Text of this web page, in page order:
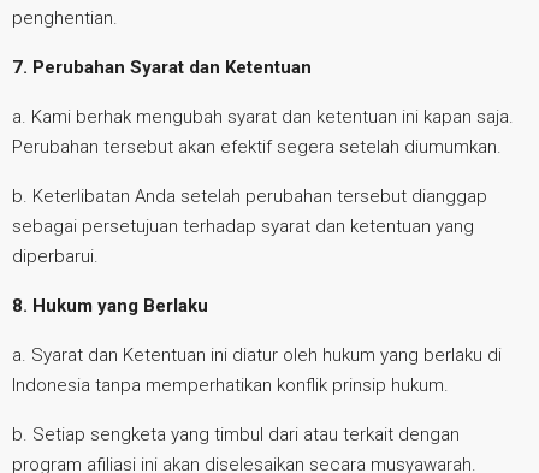
penghentian.
7. Perubahan Syarat dan Ketentuan
a. Kami berhak mengubah syarat dan ketentuan ini kapan saja.
Perubahan tersebut akan efektif segera setelah diumumkan.
b. Keterlibatan Anda setelah perubahan tersebut dianggap
sebagai persetujuan terhadap syarat dan ketentuan yang
diperbarui.
8. Hukum yang Berlaku
a. Syarat dan Ketentuan ini diatur oleh hukum yang berlaku di
Indonesia tanpa memperhatikan konflik prinsip hukum.
b. Setiap sengketa yang timbul dari atau terkait dengan
program afiliasi ini akan diselesaikan secara musyawarah.